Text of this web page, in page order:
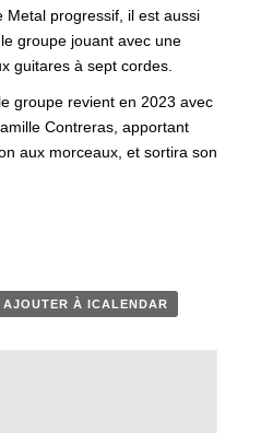
progressif, il est aussi
groupe jouant avec une
guitares à sept cordes.
groupe revient en 2023 avec
Contreras, apportant
aux morceaux, et sortira son
AJOUTER À ICALENDAR